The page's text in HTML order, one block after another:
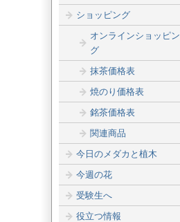
ショッピング
オンラインショッピン
グ
抹茶価格表
焼のり価格表
銘茶価格表
関連商品
今日のメダカと植木
今週の花
受験生へ
役立つ情報